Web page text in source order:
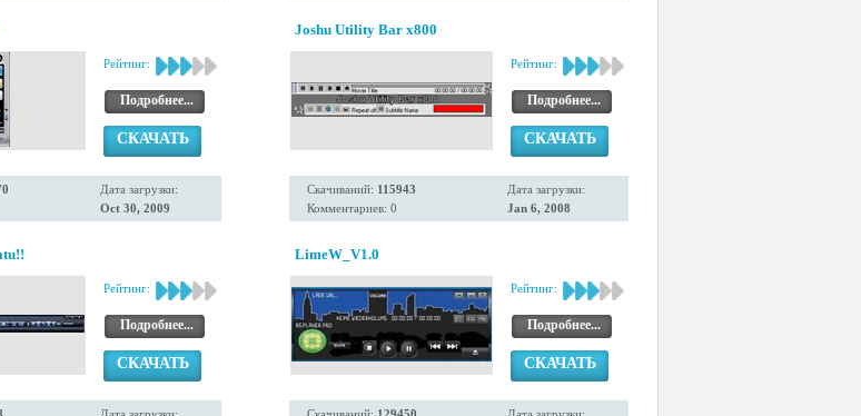
Рейтинг:
Подробнее...
СКАЧАТЬ
Дата загрузки:
Oct 30, 2009
Joshu Utility Bar x800
Рейтинг:
Подробнее...
СКАЧАТЬ
Скачиваний: 115943
Комментариев: 0
Дата загрузки:
Jan 6, 2008
Рейтинг:
Подробнее...
СКАЧАТЬ
LimeW_V1.0
Рейтинг:
Подробнее...
СКАЧАТЬ